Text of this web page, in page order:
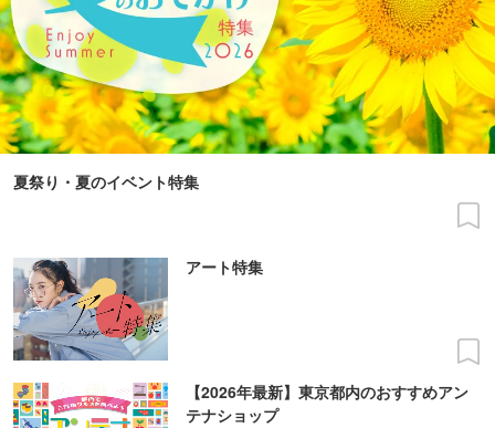
夏祭り・夏のイベント特集
アート特集
【2026年最新】東京都内のおすすめアン
テナショップ